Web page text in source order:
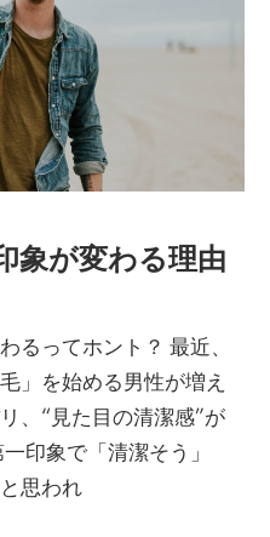
象が変わる理由
るってホント？ 最近、
」を始める男性が増え
、“見た目の清潔感”が
印象で「清潔そう」
思われ